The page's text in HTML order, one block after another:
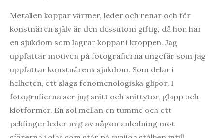
Metallen koppar värmer, leder och renar och för
konstnären själv är den dessutom giftig, då hon har
en sjukdom som lagrar koppar i kroppen. Jag
uppfattar motiven på fotografierna ungefär som jag
uppfattar konstnärens sjukdom. Som delar i
helheten, ett slags fenomenologiska glipor. I
fotografierna ser jag snitt och snittytor, glapp och
klotformer. En sol mellan en tumme och ett
pekfinger leder mig av någon anledning mot